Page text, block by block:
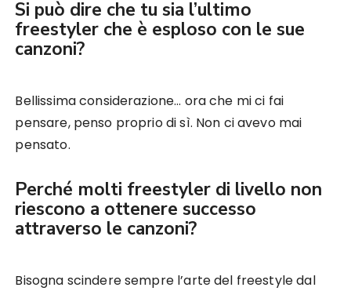
Si può dire che tu sia l’ultimo
freestyler che è esploso con le sue
canzoni?
Bellissima considerazione… ora che mi ci fai
pensare, penso proprio di sì. Non ci avevo mai
pensato.
Perché molti freestyler di livello non
riescono a ottenere successo
attraverso le canzoni?
Bisogna scindere sempre l’arte del freestyle dal